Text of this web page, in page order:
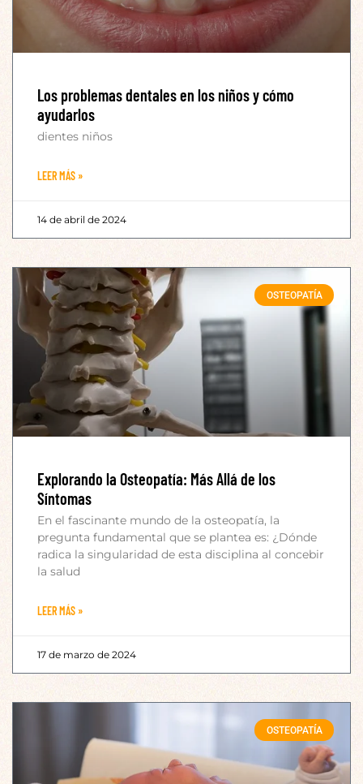
Los problemas dentales en los niños y cómo
ayudarlos
dientes niños
LEER MÁS »
14 de abril de 2024
OSTEOPATÍA
Explorando la Osteopatía: Más Allá de los
Síntomas
En el fascinante mundo de la osteopatía, la
pregunta fundamental que se plantea es: ¿Dónde
radica la singularidad de esta disciplina al concebir
la salud
LEER MÁS »
17 de marzo de 2024
OSTEOPATÍA